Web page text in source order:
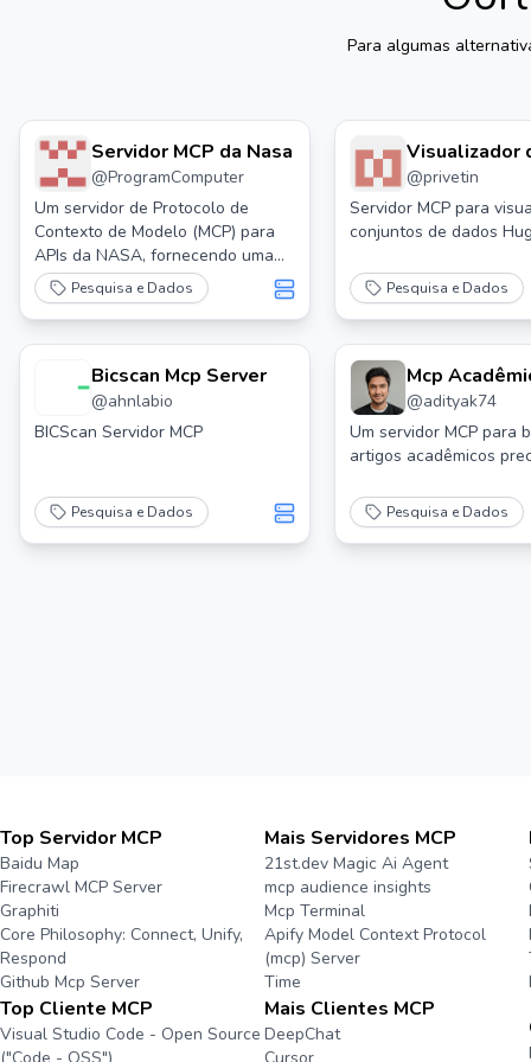
Para algumas
Servidor MCP da Nasa
@ProgramComputer
Um servidor de Protocolo de
Contexto de Modelo (MCP) para
APIs da NASA, fornecendo uma
interface padronizada para
modelos de IA interagirem com a
vasta gama de fontes de dados
da NASA.
Pesquisa e Dados
Visualizador
Conjunto de
Servidor Mcp
@privetin
Servidor MCP para
conjuntos de dados
Pesquisa e Dados
Bicscan Mcp Server
@ahnlabio
BICScan Servidor MCP
Pesquisa e Dados
Mcp
Servidor
@adityak74
Um servidor MCP para
artigos acadêmicos
Pesquisa e Dados
Top Servidor MCP
Baidu Map
Firecrawl MCP Server
Graphiti
Core Philosophy: Connect, Unify,
Respond
Github Mcp Server
Top Cliente MCP
Visual Studio Code - Open Source
Mais Servidores MCP
21st.dev Magic Ai Agent
mcp audience insights
Mcp Terminal
Apify Model Context Protocol
(mcp) Server
Time
Mais Clientes MCP
DeepChat